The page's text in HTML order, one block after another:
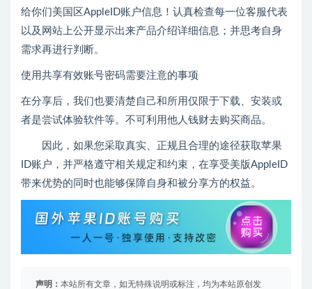
给你们美国区AppleID账户信息！认真检查每一位客服代表
以及网站上公开显示出来产品介绍详细信息；并思考自身
需求再进行判断。
使用共享有效账号密码需要注意的事项
在分享后，我们也要清楚自己和所用仅限于下载、安装或
者是尝试体验软件等。不可利用他人钱财去购买商品。
因此，如果您采取真实、正规且合理的途径获取苹果
ID账户，并严格遵守相关规定和约束，在享受美版AppleID
带来优势的同时也能够保障自身和被分享方的权益。
声明： 本站所有文章，如无特殊说明或标注，均为本站原创发